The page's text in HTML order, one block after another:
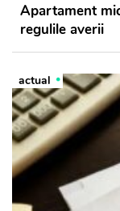
Apartament
regulile averii
actual